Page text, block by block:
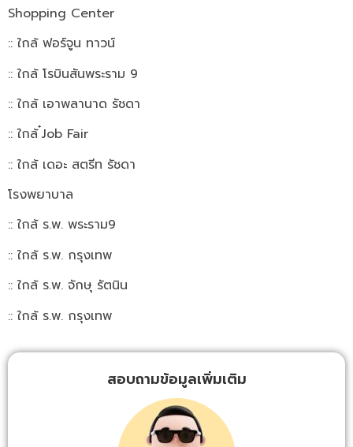
Shopping Center
:: ใกล้ ฟอร์จูน ทาวน์
:: ใกล้ โรบินสันพระราม 9
:: ใกล้ เอาพลานาด รัชดา
:: ใกล้ ๋Job Fair
:: ใกล้ เดอะ สตรีท รัชดา
โรงพยาบาล
:: ใกล้ ร.พ. พระราม9
:: ใกล้ ร.พ. กรุงเทพ
:: ใกล้ ร.พ. จักษุ รัตนิน
:: ใกล้ ร.พ. กรุงเทพ
สอบถามข้อมูลเพิ่มเติม